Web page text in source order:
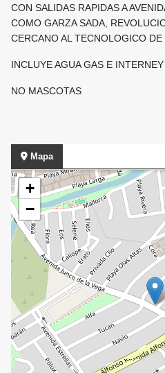
CON SALIDAS RAPIDAS A
COMO GARZA SADA,
CERCANO AL TECNOLOGICO
INCLUYE AGUA GAS E INTERNEY
NO MASCOTAS
Mapa
+
−